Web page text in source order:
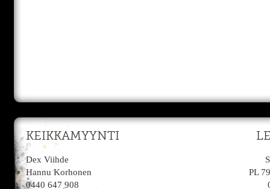
KEIKKAMYYNTI
Dex Viihde
Hannu Korhonen
0440 647 908
PL